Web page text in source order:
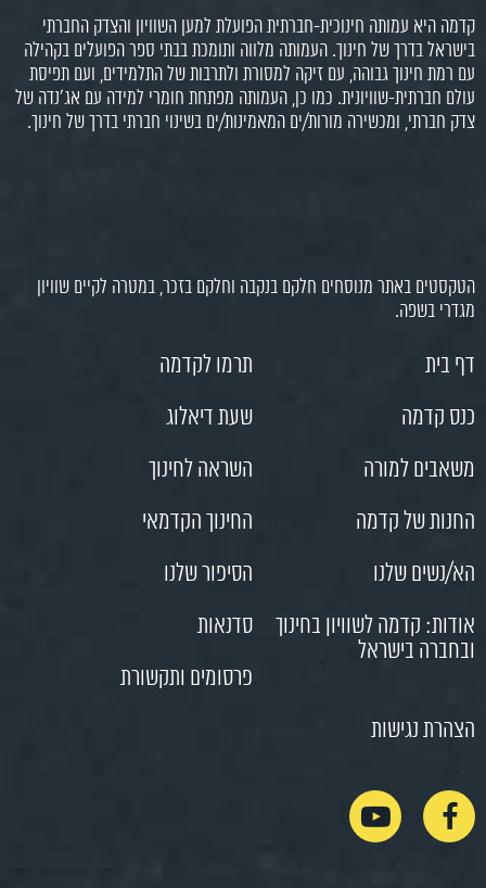
קדמה היא עמותה חינוכית-חברתית הפועלת למען השוויון והצדק החברתי
בישראל בדרך של חינוך. העמותה מלווה ותומכת בבתי ספר הפועלים בקהילה
עם רמת חינוך גבוהה, עם זיקה למסורת ולתרבות של התלמידים, ועם תפיסת
עולם חברתית-שוויונית. כמו כן, העמותה מפתחת חומרי למידה עם אג'נדה של
צדק חברתי, ומכשירה מורות/ים המאמינות/ים בשינוי חברתי בדרך של חינוך.
הטקסטים באתר מנוסחים חלקם בנקבה וחלקם בזכר, במטרה לקיים שוויון
מגדרי בשפה.
דף בית
תרמו לקדמה
כנס קדמה
שעת דיאלוג
משאבים למורה
השראה לחינוך
החנות של קדמה
החינוך הקדמאי
הא/נשים שלנו
הסיפור שלנו
אודות: קדמה לשוויון בחינוך
ובחברה בישראל
סדנאות
פרסומים ותקשורת
הצהרת נגישות